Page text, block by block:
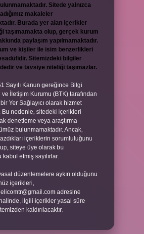
Sitede yalnızca
makaleler
Burada yer alan içerikler
taşımamakta olup, gerçek kurum
paylaşım yapılmamaktadır.
ve kişiler ile isim benzerlikleri
Sitemizdeki bilgiler
ve tavsiye niteliği taşımazlar.
Sayılı Kanun gereğince Bilgi
İletişim Kurumu (BTK) tarafından
Yer Sağlayıcı olarak hizmet
Bu nedenle, sitedeki içerikleri
denetleme veya araştırma
bulunmamaktadır. Ancak,
içeriklerin sorumluluğunu
siteye üye olarak bu
etmiş sayılırlar.
düzenlemelere aykırı olduğunu
içerikleri,
adresine
ilgili içerikler yasal süre
kaldırılacaktır.